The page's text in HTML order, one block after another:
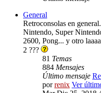
General
Retroconsolas en
Nintendo, Super
2600, Pong... y otro
2 ???
81 Temas
884 Mensajes
Último mensaje
porrenix Ver